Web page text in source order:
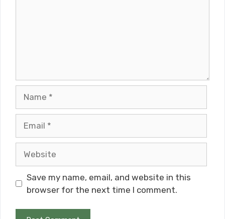
Save my name, email, and website in this
browser for the next time I comment.